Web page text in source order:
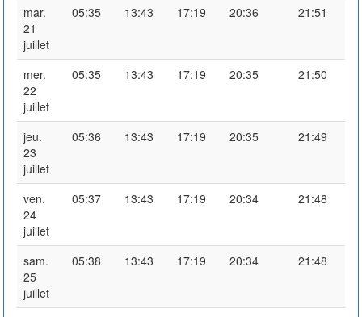
mar.
21
juillet
05:35 13:43 17:19 20:36 21:51
mer.
22
juillet
05:35 13:43 17:19 20:35 21:50
jeu.
23
juillet
05:36 13:43 17:19 20:35 21:49
ven.
24
juillet
05:37 13:43 17:19 20:34 21:48
sam.
25
juillet
05:38 13:43 17:19 20:34 21:48